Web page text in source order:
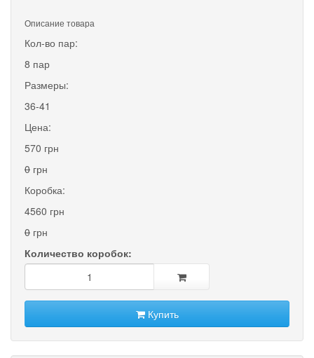
Описание товара
Кол-во пар:
8 пар
Размеры:
36-41
Цена:
570 грн
0 грн
Коробка:
4560 грн
0 грн
Количество коробок:
Купить